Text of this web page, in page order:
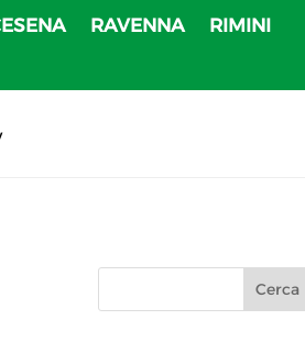
RAVENNA RIMINI